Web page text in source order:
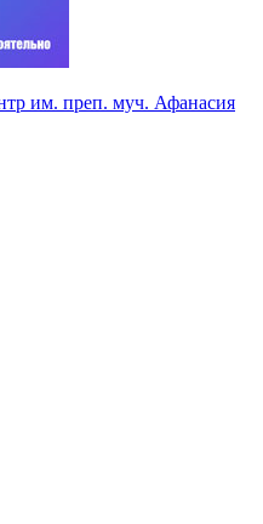
им. преп. муч. Афанасия